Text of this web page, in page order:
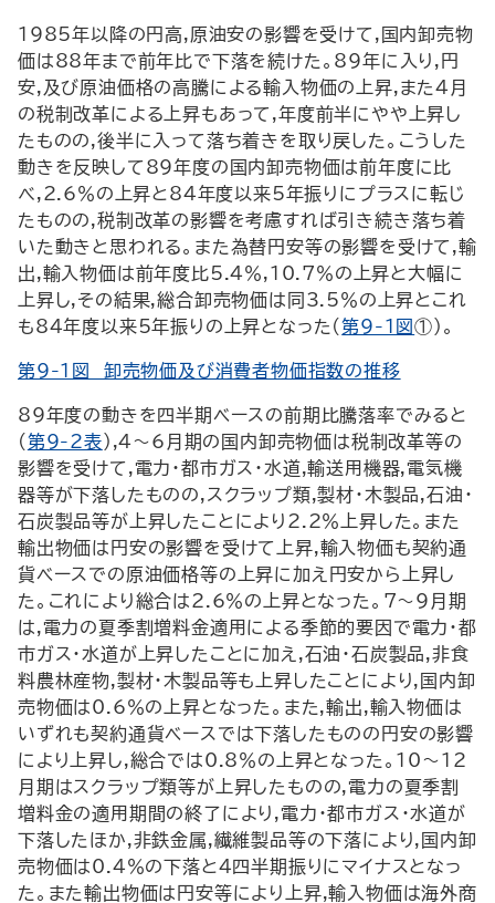
1985年以降の円高,原油安の影響を受けて,国内卸売物
価は88年まで前年比で下落を続けた。89年に入り,円
安,及び原油価格の高騰による輸入物価の上昇,また4月
の税制改革による上昇もあって,年度前半にやや上昇し
たものの,後半に入って落ち着きを取り戻した。こうした
動きを反映して89年度の国内卸売物価は前年度に比
べ,2.6％の上昇と84年度以来5年振りにプラスに転じ
たものの,税制改革の影響を考慮すれば引き続き落ち着
いた動きと思われる。また為替円安等の影響を受けて,輸
出,輸入物価は前年度比5.4％,10.7％の上昇と大幅に
上昇し,その結果,総合卸売物価は同3.5％の上昇とこれ
も84年度以来5年振りの上昇となった(第9-1図①)。
第9-1図 卸売物価及び消費者物価指数の推移
89年度の動きを四半期ベースの前期比騰落率でみると
( 第9-2表),4～6月期の国内卸売物価は税制改革等の
影響を受けて,電力・都市ガス・水道,輸送用機器,電気機
器等が下落したものの,スクラップ類,製材・木製品,石油・
石炭製品等が上昇したことにより2.2％上昇した。また
輸出物価は円安の影響を受けて上昇,輸入物価も契約通
貨ベースでの原油価格等の上昇に加え円安から上昇し
た。これにより総合は2.6％の上昇となった。7～9月期
は,電力の夏季割増料金適用による季節的要因で電力・都
市ガス・水道が上昇したことに加え,石油・石炭製品,非食
料農林産物,製材・木製品等も上昇したことにより,国内卸
売物価は0.6％の上昇となった。また,輸出,輸入物価は
いずれも契約通貨ベースでは下落したものの円安の影響
により上昇し,総合では0.8％の上昇となった。10～12
月期はスクラップ類等が上昇したものの,電力の夏季割
増料金の適用期間の終了により,電力・都市ガス・水道が
下落したほか,非鉄金属,繊維製品等の下落により,国内卸
売物価は0.4％の下落と4四半期振りにマイナスとなっ
た。また輸出物価は円安等により上昇,輸入物価は海外商